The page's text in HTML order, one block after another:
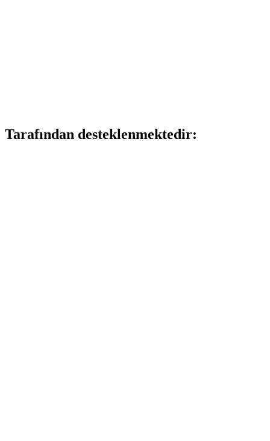
Tarafından desteklenmektedir: